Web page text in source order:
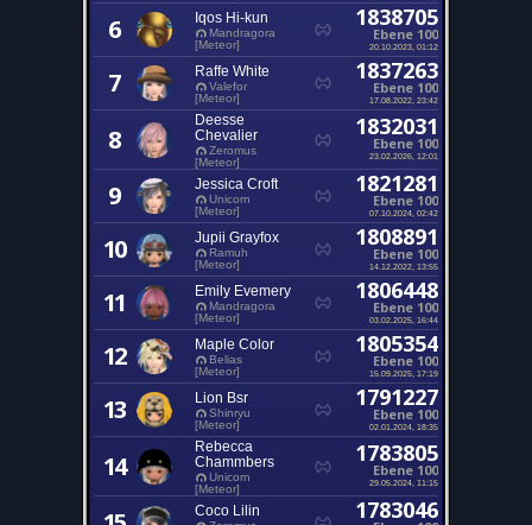
6 Iqos Hi-kun
Mandragora
[Meteor]
1838705
Ebene 100
20.10.2023, 01:12
7 Raffe White
Valefor
[Meteor]
1837263
Ebene 100
17.08.2022, 23:42
8
Deesse
Chevalier
Zeromus
[Meteor]
1832031
Ebene 100
23.02.2026, 12:01
9 Jessica Croft
Unicorn
[Meteor]
1821281
Ebene 100
07.10.2024, 02:42
10 Jupii Grayfox
Ramuh
[Meteor]
1808891
Ebene 100
14.12.2022, 13:55
11 Emily Evemery
Mandragora
[Meteor]
1806448
Ebene 100
03.02.2025, 16:44
12 Maple Color
Belias
[Meteor]
1805354
Ebene 100
15.09.2025, 17:19
13 Lion Bsr
Shinryu
[Meteor]
1791227
Ebene 100
02.01.2024, 18:35
14
Rebecca
Chammbers
Unicorn
[Meteor]
1783805
Ebene 100
29.05.2024, 11:15
Coco Lilin 1783046